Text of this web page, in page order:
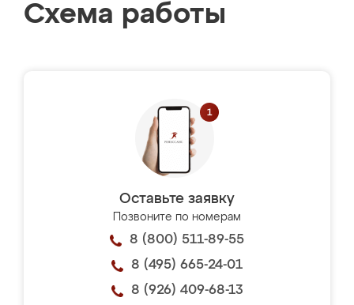
Схема работы
Оставьте заявку
Позвоните по номерам
8 (800) 511-89-55
8 (495) 665-24-01
8 (926) 409-68-13